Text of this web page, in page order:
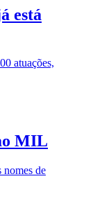
está
atuações,
MIL
nomes de